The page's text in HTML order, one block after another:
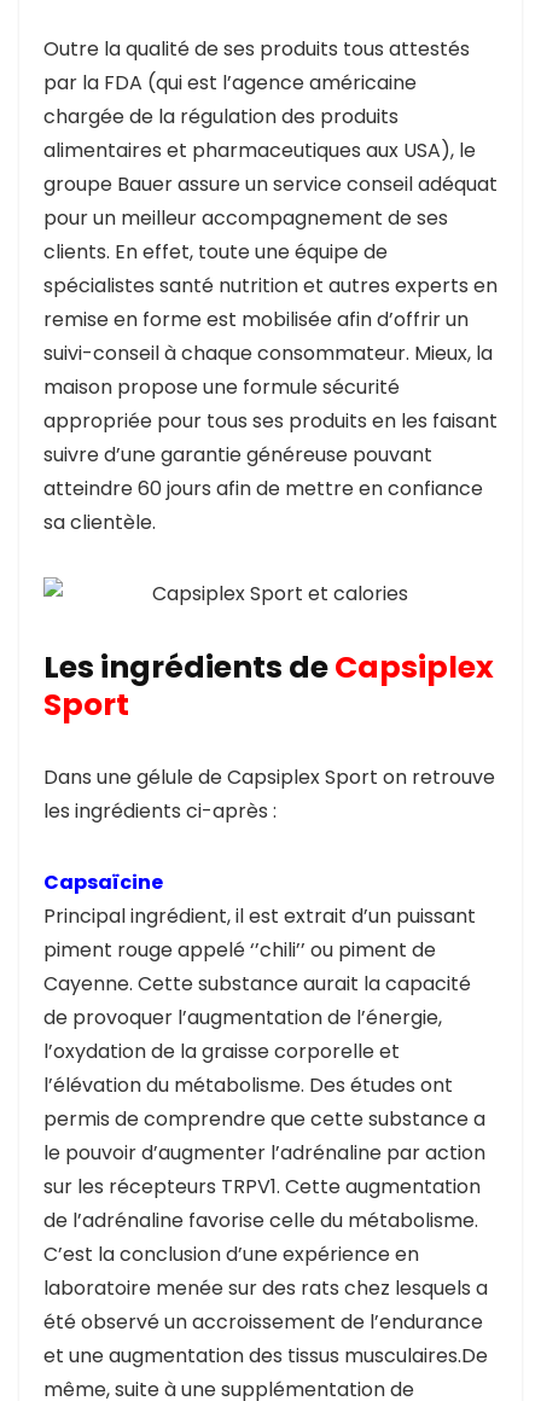
Outre la qualité de ses produits tous attestés
par la FDA (qui est l’agence américaine
chargée de la régulation des produits
alimentaires et pharmaceutiques aux USA), le
groupe Bauer assure un service conseil adéquat
pour un meilleur accompagnement de ses
clients. En effet, toute une équipe de
spécialistes santé nutrition et autres experts en
remise en forme est mobilisée afin d’offrir un
suivi-conseil à chaque consommateur. Mieux, la
maison propose une formule sécurité
appropriée pour tous ses produits en les faisant
suivre d’une garantie généreuse pouvant
atteindre 60 jours afin de mettre en confiance
sa clientèle.
Les ingrédients deCapsiplex
Sport
Dans une gélule de Capsiplex Sport on retrouve
les ingrédients ci-après :
Capsaïcine
Principal ingrédient, il est extrait d’un puissant
piment rouge appelé ‘’chili’’ ou piment de
Cayenne. Cette substance aurait la capacité
de provoquer l’augmentation de l’énergie,
l’oxydation de la graisse corporelle et
l’élévation du métabolisme. Des études ont
permis de comprendre que cette substance a
le pouvoir d’augmenter l’adrénaline par action
sur les récepteurs TRPV1. Cette augmentation
de l’adrénaline favorise celle du métabolisme.
C’est la conclusion d’une expérience en
laboratoire menée sur des rats chez lesquels a
été observé un accroissement de l’endurance
et une augmentation des tissus musculaires.De
même, suite à une supplémentation de